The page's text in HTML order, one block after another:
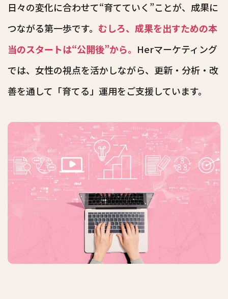
日々の変化に合わせて“育てていく”ことが、成果に
つながる第一歩です。 むしろ、成果を出すための本
当のスタートは“公開後”から。 Herマーケティング
では、女性の視点を活かしながら、更新・分析・改
善を通して「育てる」運用をご支援しています。